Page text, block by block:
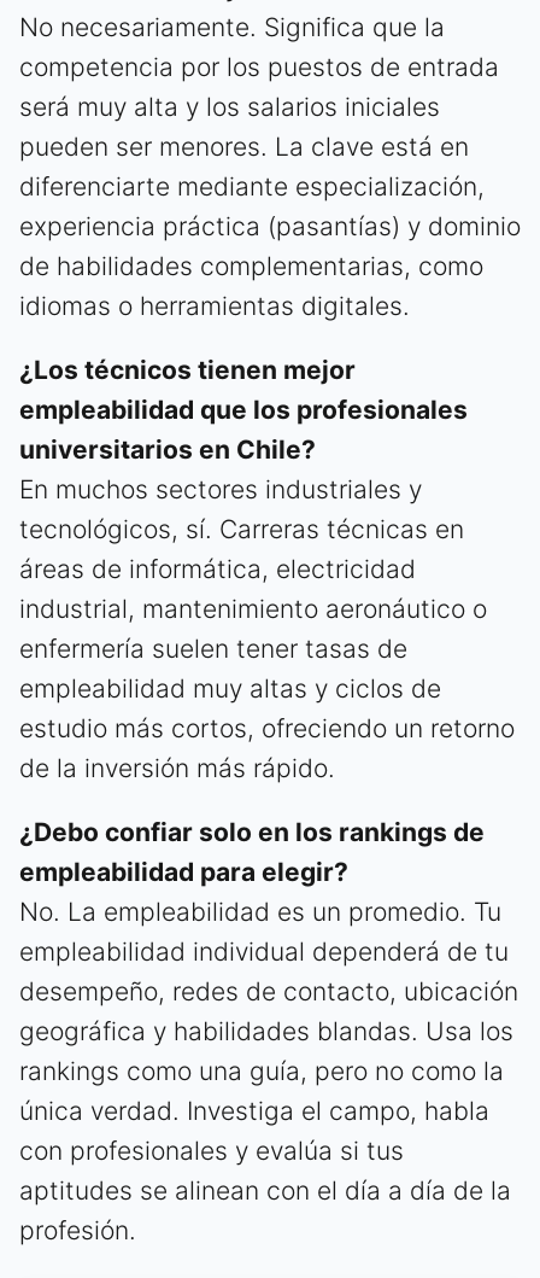
No necesariamente. Significa que la
competencia por los puestos de entrada
será muy alta y los salarios iniciales
pueden ser menores. La clave está en
diferenciarte mediante especialización,
experiencia práctica (pasantías) y dominio
de habilidades complementarias, como
idiomas o herramientas digitales.
¿Los técnicos tienen mejor
empleabilidad que los profesionales
universitarios en Chile?
En muchos sectores industriales y
tecnológicos, sí. Carreras técnicas en
áreas de informática, electricidad
industrial, mantenimiento aeronáutico o
enfermería suelen tener tasas de
empleabilidad muy altas y ciclos de
estudio más cortos, ofreciendo un retorno
de la inversión más rápido.
¿Debo confiar solo en los rankings de
empleabilidad para elegir?
No. La empleabilidad es un promedio. Tu
empleabilidad individual dependerá de tu
desempeño, redes de contacto, ubicación
geográfica y habilidades blandas. Usa los
rankings como una guía, pero no como la
única verdad. Investiga el campo, habla
con profesionales y evalúa si tus
aptitudes se alinean con el día a día de la
profesión.